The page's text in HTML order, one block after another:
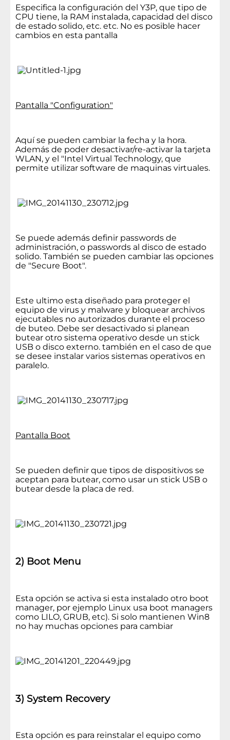
Especifica la configuración del Y3P, que tipo de
CPU tiene, la RAM instalada, capacidad del disco
de estado solido, etc. etc. No es posible hacer
cambios en esta pantalla
Pantalla "Configuration"
Aquí se pueden cambiar la fecha y la hora.
Además de poder desactivar/re-activar la tarjeta
WLAN, y el "Intel Virtual Technology, que
permite utilizar software de maquinas virtuales.
Se puede además definir passwords de
administración, o passwords al disco de estado
solido. También se pueden cambiar las opciones
de "Secure Boot".
Este ultimo esta diseñado para proteger el
equipo de virus y malware y bloquear archivos
ejecutables no autorizados durante el proceso
de buteo. Debe ser desactivado si planean
butear otro sistema operativo desde un stick
USB o disco externo. también en el caso de que
se desee instalar varios sistemas operativos en
paralelo.
Pantalla Boot
Se pueden definir que tipos de dispositivos se
aceptan para butear, como usar un stick USB o
butear desde la placa de red.
2) Boot Menu
Esta opción se activa si esta instalado otro boot
manager, por ejemplo Linux usa boot managers
como LILO, GRUB, etc). Si solo mantienen Win8
no hay muchas opciones para cambiar
3) System Recovery
Esta opción es para reinstalar el equipo como